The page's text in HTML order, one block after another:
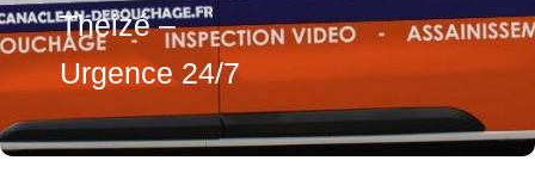
Theizé –
Urgence 24/7